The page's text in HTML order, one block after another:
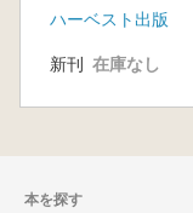
ハーベスト出版
新刊 在庫なし
本を探す